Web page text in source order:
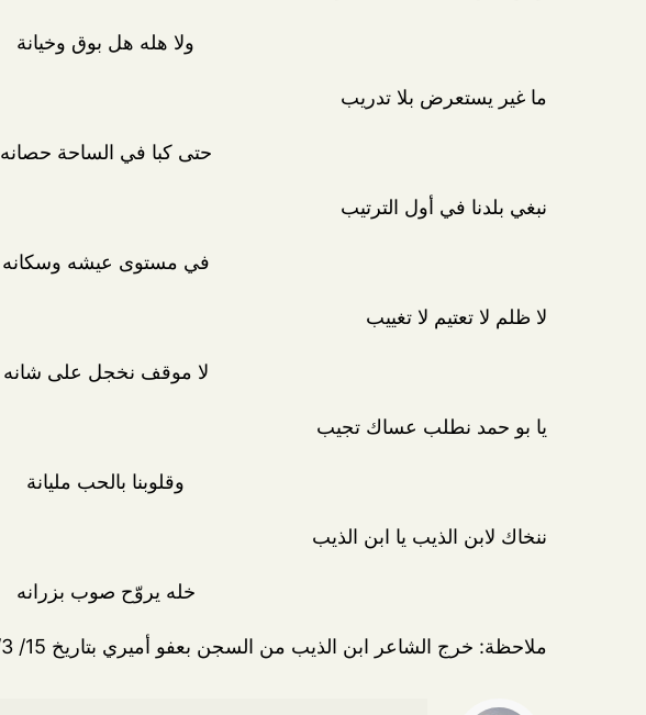
ولا هله هل بوق وخيانة
ما غير يستعرض بلا تدريب
حتى كبا في الساحة حصانه
نبغي بلدنا في أول الترتيب
في مستوى عيشه وسكانه
لا ظلم لا تعتيم لا تغييب
لا موقف نخجل على شانه
يا بو حمد نطلب عساك تجيب
وقلوبنا بالحب مليانة
ننخاك لابن الذيب يا ابن الذيب
خله يروّح صوب بزرانه
ملاحظة: خرج الشاعر ابن الذيب من السجن بعفو أميري بتاريخ 15/ 3/ 2016.